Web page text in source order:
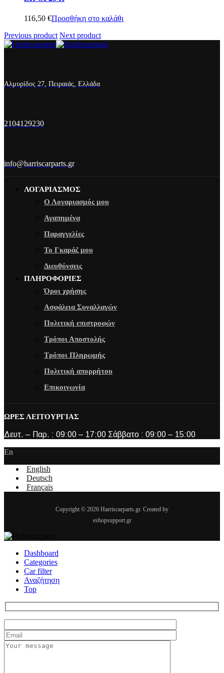
116,50 €Προσθήκη στο καλάθι
Previous product Next product
Αλμυρίδος 27, Πειραιάς, Ελλάδα
2104129230
info@harriscarparts.gr
ΛΟΓΑΡΙΑΣΜΟΣ
Ο Λογαριασμός μου
Αγαπημένα
Παραγγελίες
Το Γκαράζ μου
Διευθύνσεις
ΠΛΗΡΟΦΟΡΙΕΣ
Όροι χρήσης
Ασφάλεια Συναλλαγών
Πολιτική επιστροφών
Τρόποι Αποστολής
Τρόποι Πληρωμής
Πολιτική απορρήτου
Επικοινωνία
ΩΡΕΣ ΛΕΙΤΟΥΡΓΙΑΣ
Δευτ. – Παρ. : 09:00 – 17:00 Σάββατο : 09:00 – 15:00
En
English
Deutsch
Français
Copyright © 2026 Harriscarparts.gr. Created by
eshopsupport.gr
Dashboard
Categories
Car filter
Αναζήτηση
Top